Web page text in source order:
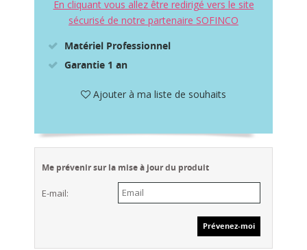
En cliquant vous allez être redirigé vers le site
sécurisé de notre partenaire SOFINCO
Matériel Professionnel
Garantie 1 an
Ajouter à ma liste de souhaits
Me prévenir sur la mise à jour du produit
E-mail: